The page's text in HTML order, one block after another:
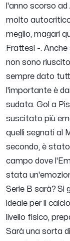
l'anno scorso
molto
meglio, magari
Frattesi -. Anche
non sono
sempre dato
l'importante è
sudata. Gol a
suscitato più
quelli segnati al
secondo, è
campo dove
stata
Serie B sarà? Si
ideale per il
livello fisico,
Sarà una sorta